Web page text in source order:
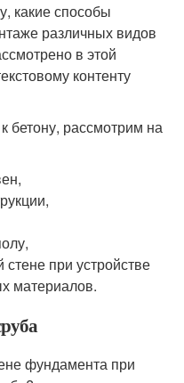
какие способы
различных видов
в этой
контенту
бетону, рассмотрим на
стене при устройстве
материалов.
фундамента при